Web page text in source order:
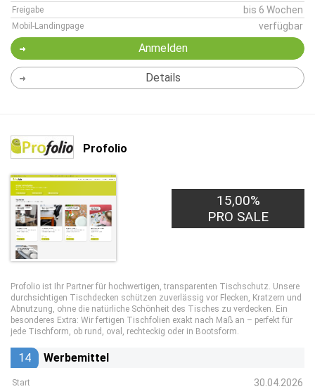
Freigabe bis 6 Wochen
Mobil-Landingpage verfügbar
Anmelden
Details
Profolio
15,00%
PRO SALE
Profolio ist Ihr Partner für hochwertigen, transparenten Tischschutz. Unsere
durchsichtigen Tischdecken schützen zuverlässig vor Flecken, Kratzern und
Abnutzung, ohne die natürliche Schönheit des Tisches zu verdecken. Ein
besonderes Extra: Wir fertigen Tischfolien exakt nach Maß an – perfekt für
jede Tischform, ob rund, oval, rechteckig oder in Bootsform.
14 Werbemittel
Start 30.04.2026